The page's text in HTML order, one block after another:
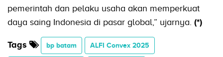
pemerintah dan pelaku usaha akan memperkuat
daya saing Indonesia di pasar global,” ujarnya. (*)
Tags bp batam ALFI Convex 2025